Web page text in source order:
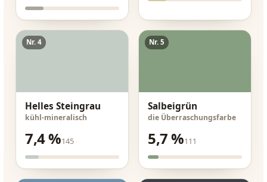
Nr. 4
Helles Steingrau
kühl-mineralisch
7,4 %145
Nr. 5
Salbeigrün
die Überraschungsfarbe
5,7 %111